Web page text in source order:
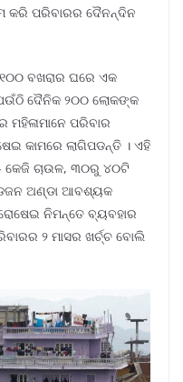
କରି ପରିବାରର ଦୈନନ୍ଦିନ
ବଖରାର ଘରେ ଏକ
ଦୈନିକ ୨୦୦ ଲୋକଙ୍କ
ପରିବାର
କାମରେ ଲାଗିପଡନ୍ତି । ଏହି
କେଜି ଚାଉଳ, ୩୦ରୁ ୪୦ଟି
ଅଣ୍ଡା ଆବଶ୍ୟକ
ନିମନ୍ତେ ବ୍ୟବହାର
୨ ମାସର ଖର୍ଚ୍ଚ ବୋଲି